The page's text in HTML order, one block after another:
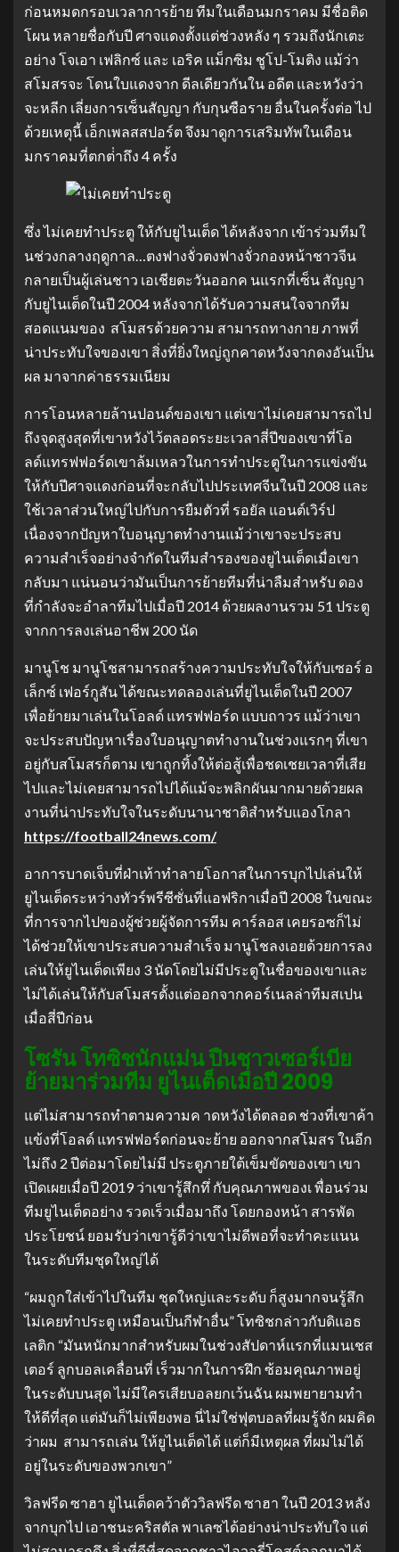
ก่อนหมดกรอบเวลาการย้าย ทีมในเดือนมกราคม มีชื่อติด
โผน หลายชื่อกับปี ศาจแดงตั้งแต่ช่วงหลัง ๆ รวมถึงนักเตะ
อย่าง โจเอา เฟลิกซ์ และ เอริค แม็กซิม ชูโป-โมติง แม้ว่า
สโมสรจะ โดนใบแดงจาก ดีลเดียวกันใน อดีต และหวังว่า
จะหลีก เลี่ยงการเซ็นสัญญา กับกุนซือราย อื่นในครั้งต่อ ไป
ด้วยเหตุนี้ เอ็กเพลสสปอร์ต จึงมาดูการเสริมทัพในเดือน
มกราคมที่ตกต่ําถึง 4 ครั้ง
ซึ่ง ไม่เคยทําประตู ให้กับยูไนเต็ด ได้หลังจาก เข้าร่วมทีมใ
นช่วงกลางฤดูกาล…ตงฟางจั่วตงฟางจั่วกองหน้าชาวจีน
กลายเป็นผู้เล่นชาว เอเชียตะวันออกค นแรกที่เซ็น สัญญา
กับยูไนเต็ดในปี 2004 หลังจากได้รับความสนใจจากทีม
สอดแนมของ สโมสรด้วยความ สามารถทางกาย ภาพที่
น่าประทับใจของเขา สิ่งที่ยิ่งใหญ่ถูกคาดหวังจากดงอันเป็น
ผล มาจากค่าธรรมเนียม
การโอนหลายล้านปอนด์ของเขา แต่เขาไม่เคยสามารถไป
ถึงจุดสูงสุดที่เขาหวังไว้ตลอดระยะเวลาสี่ปีของเขาที่โอ
ลด์แทรฟฟอร์ดเขาล้มเหลวในการทําประตูในการแข่งขัน
ให้กับปีศาจแดงก่อนที่จะกลับไปประเทศจีนในปี 2008 และ
ใช้เวลาส่วนใหญ่ไปกับการยืมตัวที่ รอยัล แอนต์เวิร์ป
เนื่องจากปัญหาใบอนุญาตทํางานแม้ว่าเขาจะประสบ
ความสําเร็จอย่างจํากัดในทีมสํารองของยูไนเต็ดเมื่อเขา
กลับมา แน่นอนว่ามันเป็นการย้ายทีมที่น่าลืมสําหรับ ดอง
ที่กําลังจะอําลาทีมไปเมื่อปี 2014 ด้วยผลงานรวม 51 ประตู
จากการลงเล่นอาชีพ 200 นัด
มานูโช มานูโชสามารถสร้างความประทับใจให้กับเซอร์ อ
เล็กซ์ เฟอร์กูสัน ได้ขณะทดลองเล่นที่ยูไนเต็ดในปี 2007
เพื่อย้ายมาเล่นในโอลด์ แทรฟฟอร์ด แบบถาวร แม้ว่าเขา
จะประสบปัญหาเรื่องใบอนุญาตทํางานในช่วงแรกๆ ที่เขา
อยู่กับสโมสรก็ตาม เขาถูกทิ้งให้ต่อสู้เพื่อชดเชยเวลาที่เสีย
ไปและไม่เคยสามารถไปได้แม้จะพลิกผันมากมายด้วยผล
งานที่น่าประทับใจในระดับนานาชาติสําหรับแองโกลา
https://football24news.com/
อาการบาดเจ็บที่ฝ่าเท้าทําลายโอกาสในการบุกไปเล่นให้
ยูไนเต็ดระหว่างทัวร์พรีซีซั่นที่แอฟริกาเมื่อปี 2008 ในขณะ
ที่การจากไปของผู้ช่วยผู้จัดการทีม คาร์ลอส เคยรอซก็ไม่
ได้ช่วยให้เขาประสบความสําเร็จ มานูโชลงเอยด้วยการลง
เล่นให้ยูไนเต็ดเพียง 3 นัดโดยไม่มีประตูในชื่อของเขาและ
ไม่ได้เล่นให้กับสโมสรตั้งแต่ออกจากคอร์เนลล่าทีมสเปน
เมื่อสี่ปีก่อน
โซรัน โทซิชนักแม่น ปืนชาวเซอร์เบีย
ย้ายมาร่วมทีม ยูไนเต็ดเมื่อปี 2009
แต่ไม่สามารถทําตามความค าดหวังได้ตลอด ช่วงที่เขาค้า
แข้งที่โอลด์ แทรฟฟอร์ดก่อนจะย้าย ออกจากสโมสร ในอีก
ไม่ถึง 2 ปีต่อมาโดยไม่มี ประตูภายใต้เข็มขัดของเขา เขา
เปิดเผยเมื่อปี 2019 ว่าเขารู้สึกทึ่ กับคุณภาพของเ พื่อนร่วม
ทีมยูไนเต็ดอย่าง รวดเร็วเมื่อมาถึง โดยกองหน้า สารพัด
ประโยชน์ ยอมรับว่าเขารู้ดีว่าเขาไม่ดีพอที่จะทําคะแนน
ในระดับทีมชุดใหญ่ได้
“ผมถูกใส่เข้าไปในทีม ชุดใหญ่และระดับ ก็สูงมากจนรู้สึก
ไม่เคยทําประตู เหมือนเป็นกีฬาอื่น” โทซิชกล่าวกับดิแอธ
เลติก “มันหนักมากสําหรับผมในช่วงสัปดาห์แรกที่แมนเชส
เตอร์ ลูกบอลเคลื่อนที่ เร็วมากในการฝึก ซ้อมคุณภาพอยู่
ในระดับบนสุด ไม่มีใครเสียบอลยกเว้นฉัน ผมพยายามทํา
ให้ดีที่สุด แต่มันก็ไม่เพียงพอ นี่ไม่ใช่ฟุตบอลที่ผมรู้จัก ผมคิด
ว่าผม สามารถเล่น ให้ยูไนเต็ดได้ แต่ก็มีเหตุผล ที่ผมไม่ได้
อยู่ในระดับของพวกเขา”
วิลฟรีด ซาฮา ยูไนเต็ดคว้าตัววิลฟรีด ซาฮา ในปี 2013 หลัง
จากบุกไป เอาชนะคริสตัล พาเลซได้อย่างน่าประทับใจ แต่